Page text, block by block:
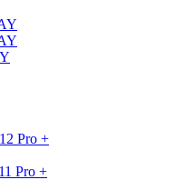
Pro +
Pro +